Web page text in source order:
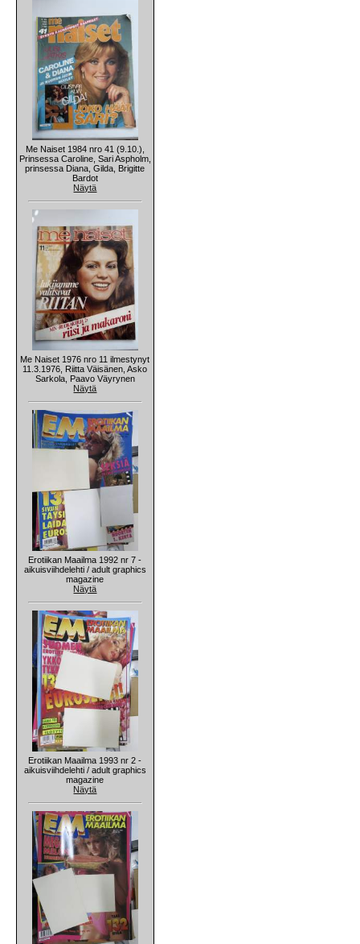
Me Naiset 1984 nro 41 (9.10.),
Prinsessa Caroline, Sari Aspholm,
prinsessa Diana, Gilda, Brigitte
Bardot
Näytä
Me Naiset 1976 nro 11 ilmestynyt
11.3.1976, Riitta Väisänen, Asko
Sarkola, Paavo Väyrynen
Näytä
Erotiikan Maailma 1992 nr 7 -
aikuisviihdelehti / adult graphics
magazine
Näytä
Erotiikan Maailma 1993 nr 2 -
aikuisviihdelehti / adult graphics
magazine
Näytä